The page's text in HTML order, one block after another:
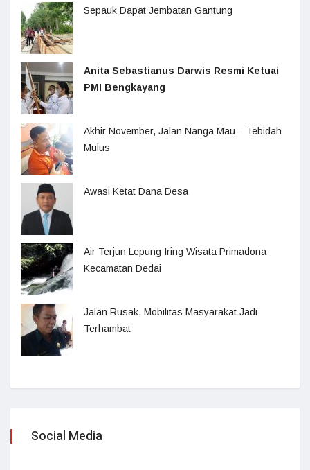
Sepauk Dapat Jembatan Gantung
Anita Sebastianus Darwis Resmi Ketuai
PMI Bengkayang
Akhir November, Jalan Nanga Mau – Tebidah
Mulus
Awasi Ketat Dana Desa
Air Terjun Lepung Iring Wisata Primadona
Kecamatan Dedai
Jalan Rusak, Mobilitas Masyarakat Jadi
Terhambat
Social Media